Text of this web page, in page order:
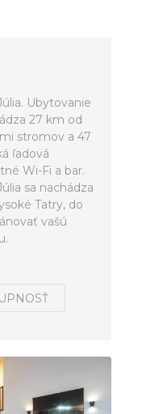
Ubytovanie
27 km od
stromov a 47
ľadová
Wi-Fi a bar.
sa nachádza
Tatry, do
vašú